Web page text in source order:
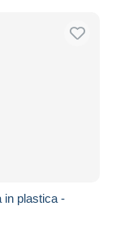
in plastica -